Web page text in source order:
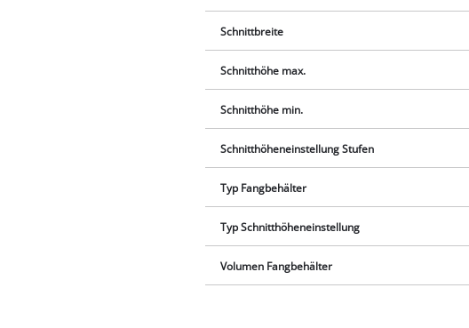
Schnittbreite
Schnitthöhe max.
Schnitthöhe min.
Schnitthöheneinstellung Stufen
Typ Fangbehälter
Typ Schnitthöheneinstellung
Volumen Fangbehälter